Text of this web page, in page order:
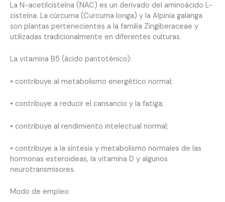
La N-acetilcisteína (NAC) es un derivado del aminoácido L-
cisteína. La cúrcuma (Curcuma longa) y la Alpinia galanga
son plantas pertenecientes a la familia Zingiberaceae y
utilizadas tradicionalmente en diferentes culturas.
La vitamina B5 (ácido pantoténico):
• contribuye al metabolismo energético normal;
• contribuye a reducir el cansancio y la fatiga;
• contribuye al rendimiento intelectual normal;
• contribuye a la síntesis y metabolismo normales de las
hormonas esteroideas, la vitamina D y algunos
neurotransmisores.
Modo de empleo